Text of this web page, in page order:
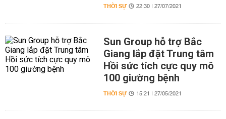
THỜI SỰ 22:30 | 27/07/2021
Sun Group hỗ trợ Bắc
Giang lắp đặt Trung tâm
Hồi sức tích cực quy mô
100 giường bệnh
THỜI SỰ 15:21 | 27/05/2021